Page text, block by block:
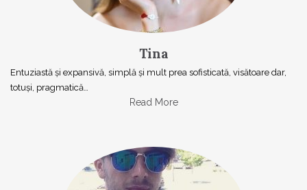
Tina
Entuziastă şi expansivă, simplă şi mult prea sofisticată, visătoare dar,
totuşi, pragmatică…
Read More